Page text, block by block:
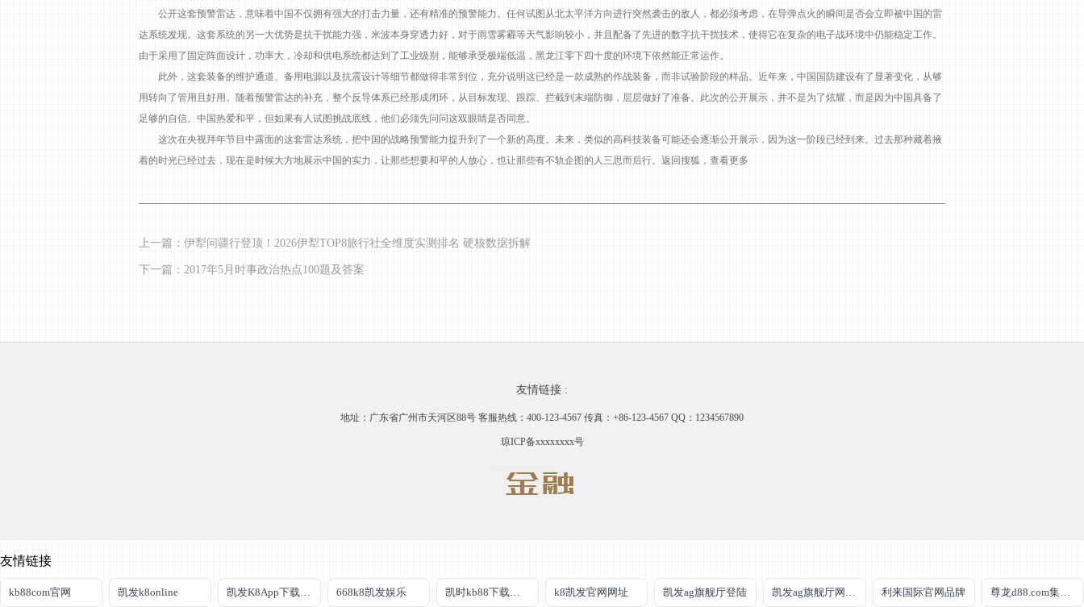
公开这套预警雷达，意味着中国不仅拥有强大的打击力量，还有精准的预警能力。任何试图从北太平洋方向进行突然袭击的敌人，都必须考虑，在导弹点火的瞬间是否会立即被中国的雷
达系统发现。这套系统的另一大优势是抗干扰能力强，米波本身穿透力好，对于雨雪雾霾等天气影响较小，并且配备了先进的数字抗干扰技术，使得它在复杂的电子战环境中仍能稳定工作。
由于采用了固定阵面设计，功率大，冷却和供电系统都达到了工业级别，能够承受极端低温，黑龙江零下四十度的环境下依然能正常运作。
此外，这套装备的维护通道、备用电源以及抗震设计等细节都做得非常到位，充分说明这已经是一款成熟的作战装备，而非试验阶段的样品。近年来，中国国防建设有了显著变化，从够
用转向了管用且好用。随着预警雷达的补充，整个反导体系已经形成闭环，从目标发现、跟踪、拦截到末端防御，层层做好了准备。此次的公开展示，并不是为了炫耀，而是因为中国具备了
足够的自信。中国热爱和平，但如果有人试图挑战底线，他们必须先问问这双眼睛是否同意。
这次在央视拜年节目中露面的这套雷达系统，把中国的战略预警能力提升到了一个新的高度。未来，类似的高科技装备可能还会逐渐公开展示，因为这一阶段已经到来。过去那种藏着掖
着的时光已经过去，现在是时候大方地展示中国的实力，让那些想要和平的人放心，也让那些有不轨企图的人三思而后行。返回搜狐，查看更多
上一篇：伊犁问疆行登顶！2026伊犁TOP8旅行社全维度实测排名 硬核数据拆解
下一篇：2017年5月时事政治热点100题及答案
友情链接 :
地址：广东省广州市天河区88号 客服热线：400-123-4567 传真：+86-123-4567 QQ：1234567890
琼ICP备xxxxxxxx号
友情链接
kb88com官网 凯发k8online 凯发K8App下载首页 668k8凯发娱乐 凯时kb88下载官网 k8凯发官网网址 凯发ag旗舰厅登陆 凯发ag旗舰厅网站下载 利来国际官网品牌 尊龙d88.com集团官网